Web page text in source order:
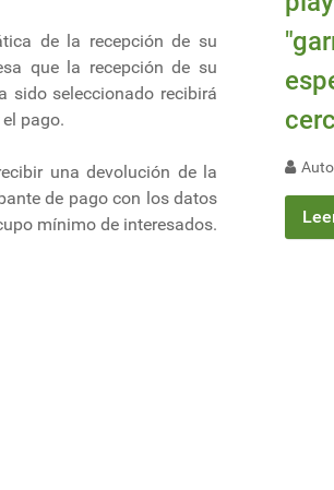
de la recepción de su
que la recepción de su
sido seleccionado recibirá
pago.
una devolución de la
de pago con los datos
mínimo de interesados.
porque hasta ahora no tenemos nada”